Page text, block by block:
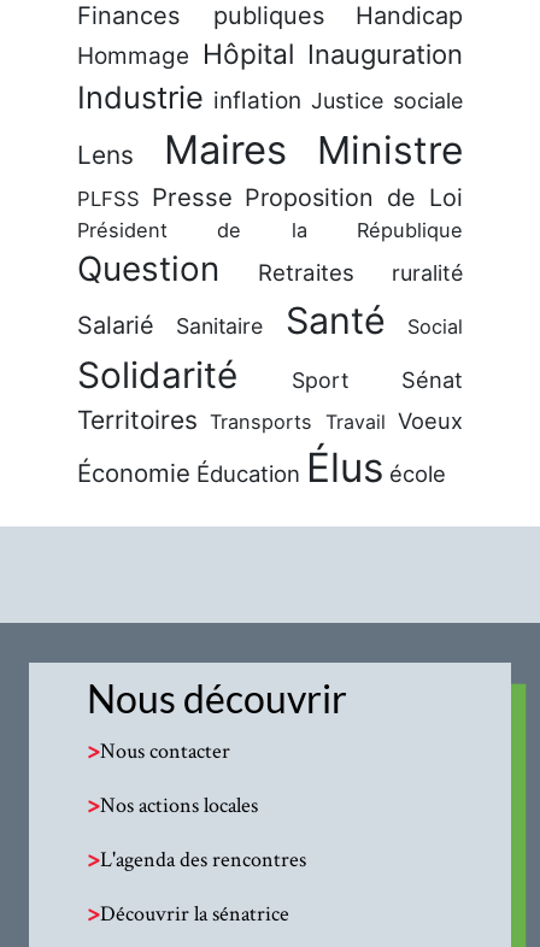
Finances publiques Handicap
Hommage Hôpital Inauguration
Industrie inflation Justice sociale
Lens Maires Ministre
PLFSS Presse Proposition de Loi
Président de la République
Question Retraites ruralité
Salarié Sanitaire Santé Social
Solidarité Sport Sénat
Territoires Transports Travail Voeux
Économie Éducation Élus école
Nous découvrir
>Nous contacter
>Nos actions locales
>L'agenda des rencontres
>Découvrir la sénatrice